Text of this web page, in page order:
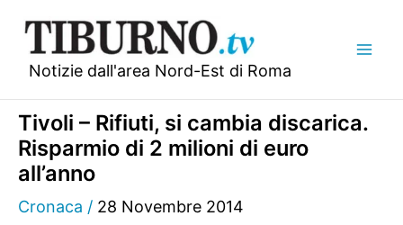
contenuto
Notizie dall'area Nord-Est di Roma
Tivoli – Rifiuti, si cambia discarica.
Risparmio di 2 milioni di euro
all’anno
Cronaca / 28 Novembre 2014